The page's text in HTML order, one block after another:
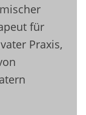
für
Praxis,